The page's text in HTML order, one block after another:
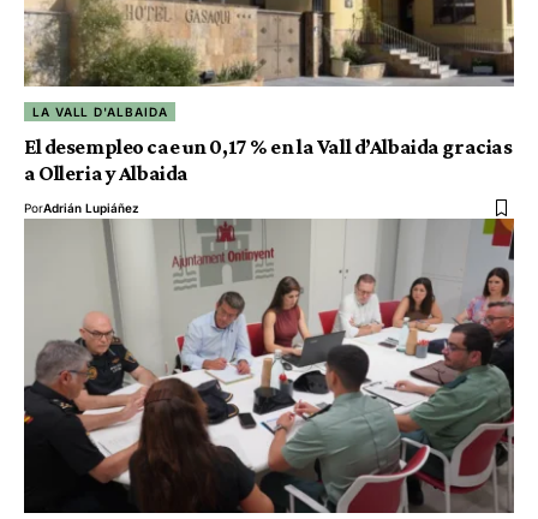
LA VALL D'ALBAIDA
El desempleo cae un 0,17 % en la Vall d’Albaida gracias
a Olleria y Albaida
PorAdrián Lupiáñez